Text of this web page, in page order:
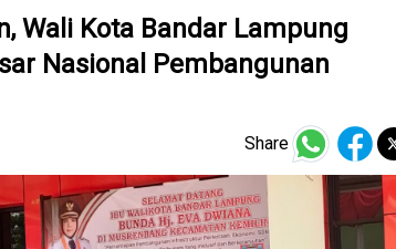
Wali Kota Bandar Lampung
Nasional Pembangunan
Share